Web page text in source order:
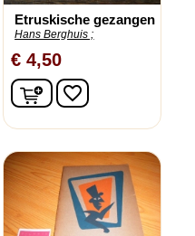
Etruskische gezangen
Hans Berghuis ;
€ 4,50
In winkelwagen
favorite_border